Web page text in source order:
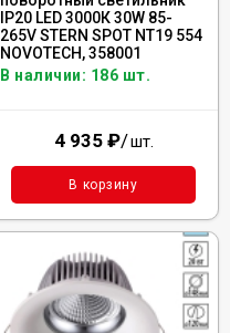
IP20 LED 3000К 30W 85-
265V STERN SPOT NT19 554
NOVOTECH, 358001
В наличии: 186 шт.
4 935 ₽/шт.
В корзину